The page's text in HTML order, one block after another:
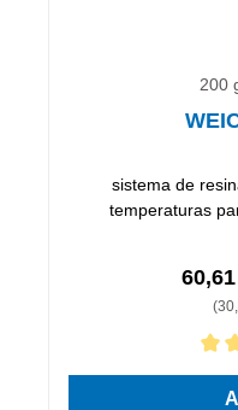
200
sistema de
temperaturas
Calificación